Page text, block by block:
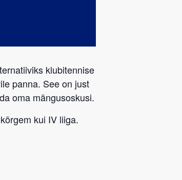
klubitennise
panna. See on just
oma mängusoskusi.
kui IV liiga.